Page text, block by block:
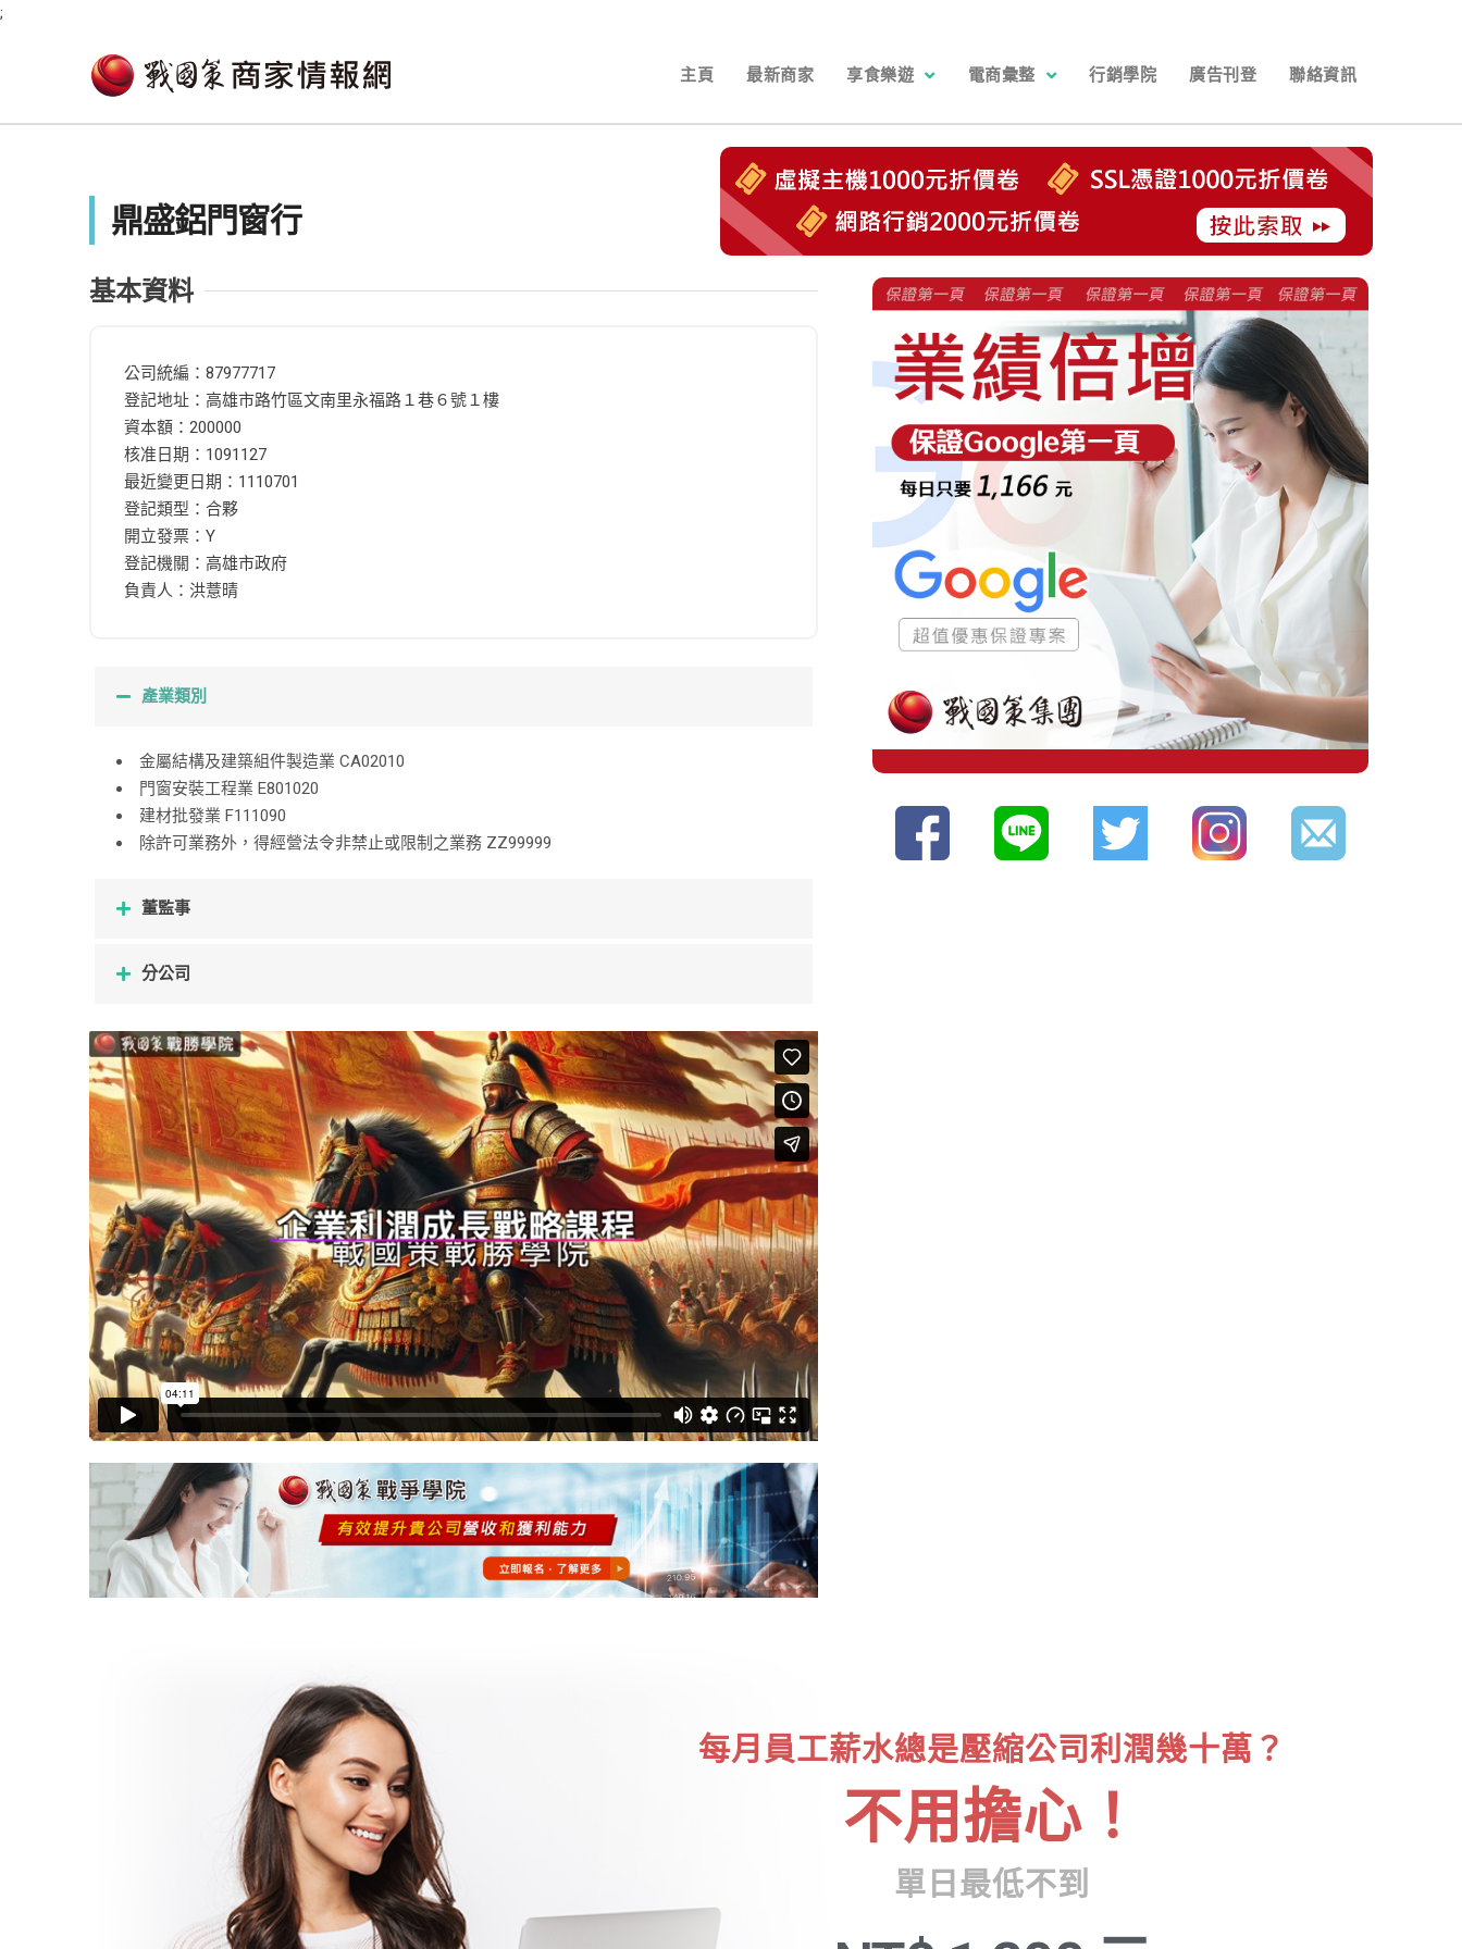
;
主頁 最新商家 享食樂遊 電商彙整 行銷學院 廣告刊登 聯絡資訊
鼎盛鋁門窗行
基本資料
公司統編：87977717
登記地址：高雄市路竹區文南里永福路１巷６號１樓
資本額：200000
核准日期：1091127
最近變更日期：1110701
登記類型：合夥
開立發票：Y
登記機關：高雄市政府
負責人：洪薏晴
產業類別
金屬結構及建築組件製造業 CA02010
門窗安裝工程業 E801020
建材批發業 F111090
除許可業務外，得經營法令非禁止或限制之業務 ZZ99999
董監事
分公司
每月員工薪水總是壓縮公司利潤幾十萬？
不用擔心！
單日最低不到